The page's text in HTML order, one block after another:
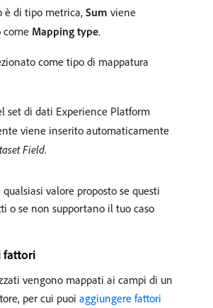
è di tipo metrica, Sum viene
come Mapping type.
come tipo di mappatura
set di dati Experience Platform
viene inserito automaticamente
Field.
valore proposto se questi
o se non supportano il tuo caso
fattori
vengono mappati ai campi di un
per cui puoi aggiungere fattori